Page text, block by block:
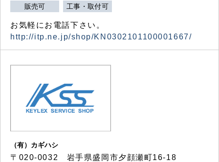
販売可 工事・取付可
お気軽にお電話下さい。
http://itp.ne.jp/shop/KN0302101100001667/
（有）カギハシ
〒020-0032 岩手県盛岡市夕顔瀬町16-18